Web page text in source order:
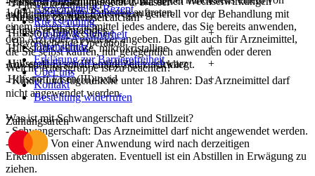
- Flüssigkeitsmangel
- Neigung zu Allergien
- Lupus erythematodes
- Bevorstehende Operation
Welche Altersgruppe ist zu beachten?
- Kinder und Jugendliche unter 18 Jahren: Das Arzneimittel darf
nicht angewendet werden.
Was ist mit Schwangerschaft und Stillzeit?
- Schwangerschaft: Das Arzneimittel darf nicht angewendet werden.
- Stillzeit: Von einer Anwendung wird nach derzeitigen
Erkenntnissen abgeraten. Eventuell ist ein Abstillen in Erwägung zu
ziehen.
1.000 behandelten Patienten auftreten.
auftreten. Sie sollten deswegen generell vor der Behandlung mit
einem neuen Arzneimittel jedes andere, das Sie bereits anwenden,
dem Arzt oder Apotheker angeben. Das gilt auch für Arzneimittel,
die Sie selbst kaufen, nur gelegentlich anwenden oder deren
Anwendung schon einige Zeit zurückliegt.
Hilfsstoff Carmellose calcium
+
Hilfsstoff Ethylcellulose
+
Hilfsstoff Cellulose, mikrokristalline
+
Hilfsstoff Eisen(III)-oxidhydrat, schwarz
+
Hilfsstoff Eisen(III)-oxid
+
Arzneimittel & Rezept
Rücksendung
Qualität & Sicherheit
Datenschutz
Erklärung zur Barrierefreiheit
Über uns
Kontakt
Bestellung widerrufen
Zahlungsarten